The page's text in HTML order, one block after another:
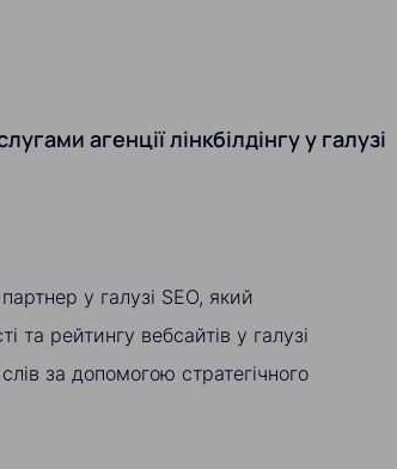
агенції лінкбілдінгу у галузі
у галузі SEO, який
та рейтингу вебсайтів у галузі
за допомогою стратегічного